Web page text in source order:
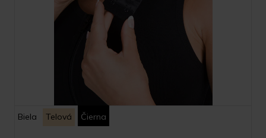
Biela Telová Čierna